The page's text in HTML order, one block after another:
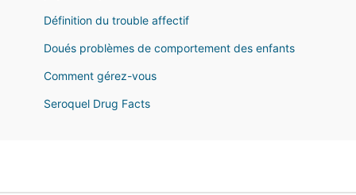
Définition du trouble affectif
Doués problèmes de comportement des enfants
Comment gérez-vous
Seroquel Drug Facts